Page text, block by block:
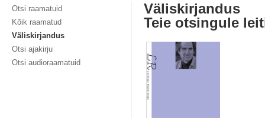
Otsi raamatuid
Kõik raamatud
Väliskirjandus
Otsi ajakirju
Otsi audioraamatuid
Väliskirjandus
Teie otsingule